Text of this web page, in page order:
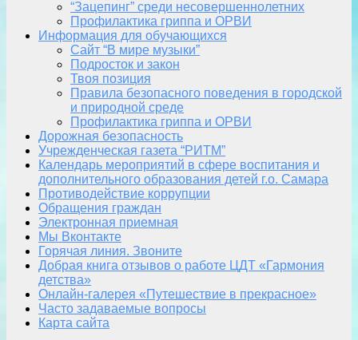
“Зацепинг” среди несовершеннолетних
Профилактика гриппа и ОРВИ
Информация для обучающихся
Сайт “В мире музыки”
Подросток и закон
Твоя позиция
Правила безопасного поведения в городской
и природной среде
Профилактика гриппа и ОРВИ
Дорожная безопасность
Учрежденческая газета “РИТМ”
Календарь мероприятий в сфере воспитания и
дополнительного образования детей г.о. Самара
Противодействие коррупции
Обращения граждан
Электронная приемная
Мы Вконтакте
Горячая линия. Звоните
Добрая книга отзывов о работе ЦДТ «Гармония
детства»
Онлайн-галерея «Путешествие в прекрасное»
Часто задаваемые вопросы
Карта сайта